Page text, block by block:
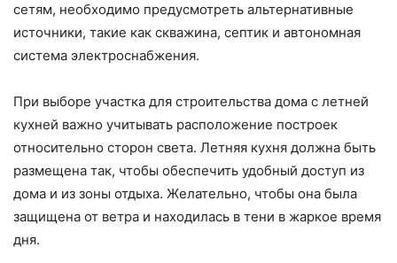
сетям, необходимо предусмотреть альтернативные
источники, такие как скважина, септик и автономная
система электроснабжения.
При выборе участка для строительства дома с летней
кухней важно учитывать расположение построек
относительно сторон света. Летняя кухня должна быть
размещена так, чтобы обеспечить удобный доступ из
дома и из зоны отдыха. Желательно, чтобы она была
защищена от ветра и находилась в тени в жаркое время
дня.